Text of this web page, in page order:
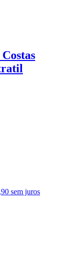
sem juros